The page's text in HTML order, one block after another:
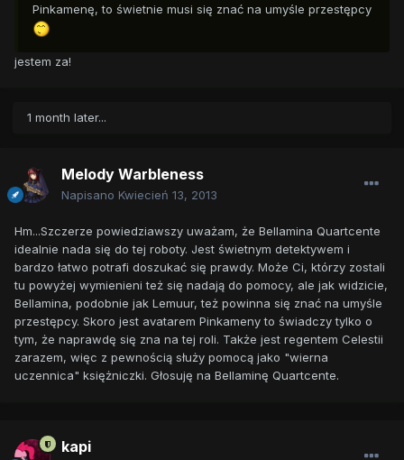
Pinkamenę, to świetnie musi się znać na umyśle przestępcy
jestem za!
1 month later...
Melody Warbleness
Napisano Kwiecień 13, 2013
Hm...Szczerze powiedziawszy uważam, że Bellamina Quartcente
idealnie nada się do tej roboty. Jest świetnym detektywem i
bardzo łatwo potrafi doszukać się prawdy. Może Ci, którzy zostali
tu powyżej wymienieni też się nadają do pomocy, ale jak widzicie,
Bellamina, podobnie jak Lemuur, też powinna się znać na umyśle
przestępcy. Skoro jest avatarem Pinkameny to świadczy tylko o
tym, że naprawdę się zna na tej roli. Także jest regentem Celestii
zarazem, więc z pewnością służy pomocą jako "wierna
uczennica" księżniczki. Głosuję na Bellaminę Quartcente.
kapi